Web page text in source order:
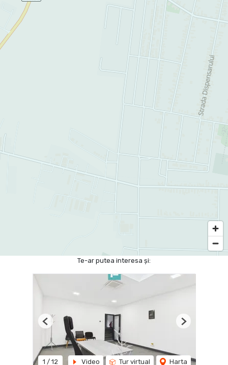
Te-ar putea interesa și:
1 / 12 Video Tur virtual Harta
Previous Next